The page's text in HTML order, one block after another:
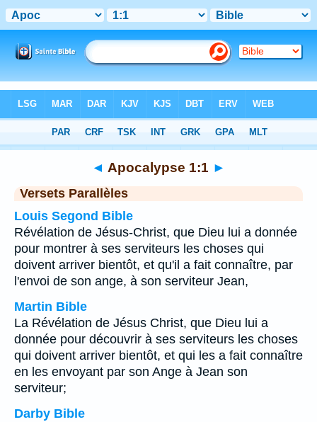
Chapitre 1 > Verset 1
◄ Apocalypse 1:1 ►
Versets Parallèles
Louis Segond Bible
Révélation de Jésus-Christ, que Dieu lui a donnée
pour montrer à ses serviteurs les choses qui
doivent arriver bientôt, et qu'il a fait connaître, par
l'envoi de son ange, à son serviteur Jean,
Martin Bible
La Révélation de Jésus Christ, que Dieu lui a
donnée pour découvrir à ses serviteurs les choses
qui doivent arriver bientôt, et qui les a fait connaître
en les envoyant par son Ange à Jean son
serviteur;
Darby Bible